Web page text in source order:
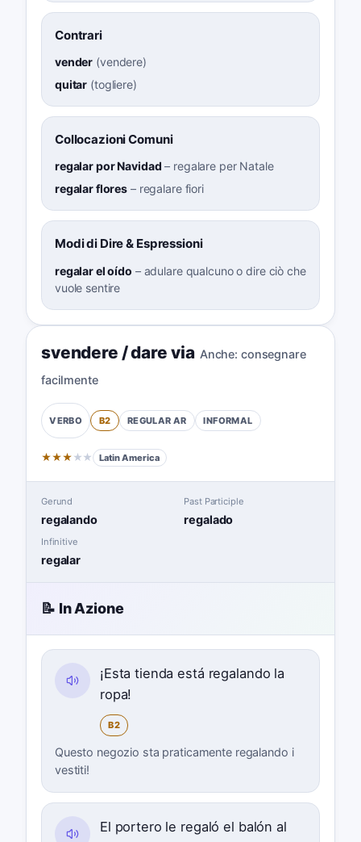
Contrari
vender (vendere)
quitar (togliere)
Collocazioni Comuni
regalar por Navidad – regalare per Natale
regalar flores – regalare fiori
Modi di Dire & Espressioni
regalar el oído – adulare qualcuno o dire ciò che
vuole sentire
svendere / dare via Anche: consegnare
facilmente
VERBO B2 REGULAR AR INFORMAL
★★★ ★ ★ Latin America
Gerund
regalando
Past Participle
regalado
Infinitive
regalar
📝 In Azione
¡Esta tienda está regalando la
ropa!
B2
Questo negozio sta praticamente regalando i
vestiti!
El portero le regaló el balón al